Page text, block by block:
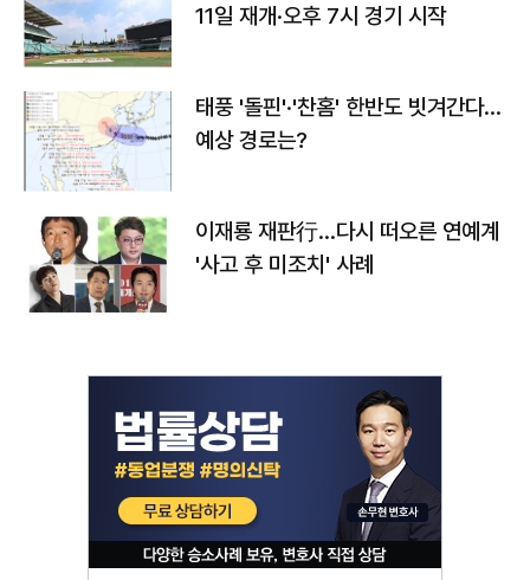
11일 재개·오후 7시 경기 시작
태풍 '돌핀'·'찬홈' 한반도 빗겨간다…
예상 경로는?
이재룡 재판行…다시 떠오른 연예계
'사고 후 미조치' 사례